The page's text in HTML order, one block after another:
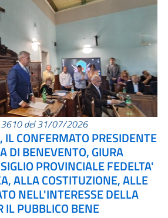
3610 del 31/07/2026
CONFERMATO PRESIDENTE
DI BENEVENTO, GIURA
PROVINCIALE FEDELTA'
ALLA COSTITUZIONE, ALLE
NELL'INTERESSE DELLA
IL PUBBLICO BENE